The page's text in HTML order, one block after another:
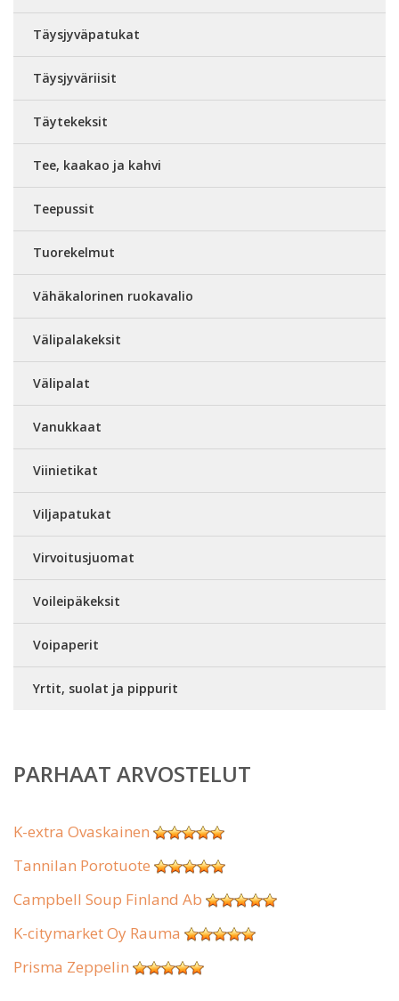
Täysjyväpatukat
Täysjyväriisit
Täytekeksit
Tee, kaakao ja kahvi
Teepussit
Tuorekelmut
Vähäkalorinen ruokavalio
Välipalakeksit
Välipalat
Vanukkaat
Viinietikat
Viljapatukat
Virvoitusjuomat
Voileipäkeksit
Voipaperit
Yrtit, suolat ja pippurit
PARHAAT ARVOSTELUT
K-extra Ovaskainen
Tannilan Porotuote
Campbell Soup Finland Ab
K-citymarket Oy Rauma
Prisma Zeppelin